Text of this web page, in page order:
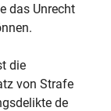
das Unrecht
die
von Strafe
de